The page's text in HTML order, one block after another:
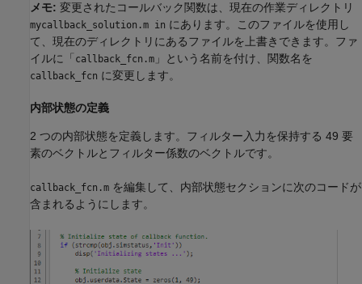
メモ: 変更されたコールバック関数は、現在の作業ディレクトリ
mycallback_solution.m in にあります。このファイルを使用し
て、現在のディレクトリにあるファイルを上書きできます。ファ
イルに「 callback_fcn.m 」という名前を付け、関数名を
callback_fcn に変更します。
内部状態の定義
2 つの内部状態を定義します。フィルター入力を保持する 49 要
素のベクトルとフィルター係数のベクトルです。
callback_fcn.m を編集して、内部状態セクションに次のコードが
含まれるようにします。